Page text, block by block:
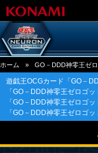
ホーム » GO－DDD神零王ゼ
遊戯王OCGカード「GO－
「GO－DDD神零王ゼロゴ
「GO－DDD神零王ゼロゴ
「GO－DDD神零王ゼロゴ